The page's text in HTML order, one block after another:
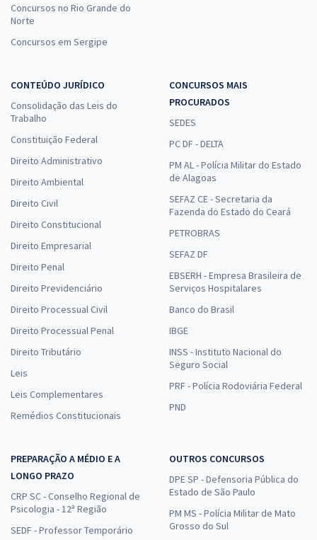
Concursos no Rio Grande do
Norte
Concursos em Sergipe
CONTEÚDO JURÍDICO
Consolidação das Leis do
Trabalho
Constituição Federal
Direito Administrativo
Direito Ambiental
Direito Civil
Direito Constitucional
Direito Empresarial
Direito Penal
Direito Previdenciário
Direito Processual Civil
Direito Processual Penal
Direito Tributário
Leis
Leis Complementares
Remédios Constitucionais
CONCURSOS MAIS
PROCURADOS
SEDES
PC DF - DELTA
PM AL - Polícia Militar do Estado
de Alagoas
SEFAZ CE - Secretaria da
Fazenda do Estado do Ceará
PETROBRAS
SEFAZ DF
EBSERH - Empresa Brasileira de
Serviços Hospitalares
Banco do Brasil
IBGE
INSS - Instituto Nacional do
Seguro Social
PRF - Polícia Rodoviária Federal
PND
PREPARAÇÃO A MÉDIO E A
LONGO PRAZO
CRP SC - Conselho Regional de
Psicologia - 12ª Região
SEDF - Professor Temporário
OUTROS CONCURSOS
DPE SP - Defensoria Pública do
Estado de São Paulo
PM MS - Polícia Militar de Mato
Grosso do Sul